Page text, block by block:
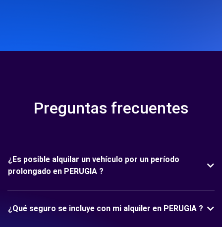
Preguntas frecuentes
¿Es posible alquilar un vehículo por un período
prolongado en PERUGIA ?
¿Qué seguro se incluye con mi alquiler en PERUGIA ?